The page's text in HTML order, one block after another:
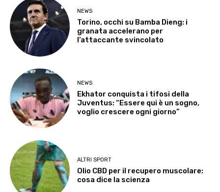
NEWS
Torino, occhi su Bamba Dieng: i
granata accelerano per
l’attaccante svincolato
NEWS
Ekhator conquista i tifosi della
Juventus: “Essere qui è un sogno,
voglio crescere ogni giorno”
ALTRI SPORT
Olio CBD per il recupero muscolare:
cosa dice la scienza